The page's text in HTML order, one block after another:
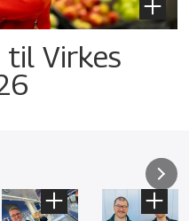
Virkes